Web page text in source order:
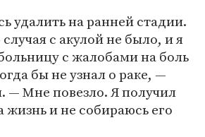
удалить на ранней стадии.
с акулой не было, и я
с жалобами на боль
бы не узнал о раке, —
— Мне повезло. Я получил
жизнь и не собираюсь его